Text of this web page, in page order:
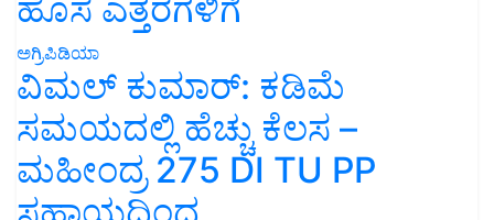
ಹೊಸ ಎತ್ತರಗಳಿಗೆ
ಅಗ್ರಿಪಿಡಿಯಾ
ವಿಮಲ್ ಕುಮಾರ್: ಕಡಿಮೆ
ಸಮಯದಲ್ಲಿ ಹೆಚ್ಚು ಕೆಲಸ –
ಮಹೀಂದ್ರ 275 DI TU PP
ಸಹಾಯದಿಂದ